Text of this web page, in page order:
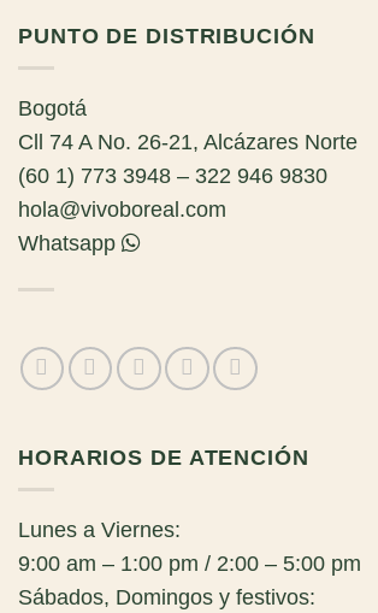
PUNTO DE DISTRIBUCIÓN
Bogotá
Cll 74 A No. 26-21, Alcázares Norte
(60 1) 773 3948 – 322 946 9830
hola@vivoboreal.com
Whatsapp
HORARIOS DE ATENCIÓN
Lunes a Viernes:
9:00 am – 1:00 pm / 2:00 – 5:00 pm
Sábados, Domingos y festivos: